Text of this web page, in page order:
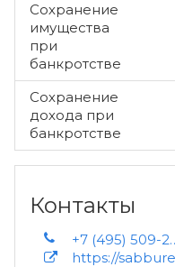
Сохранение
имущества
при
банкротстве
Сохранение
дохода при
банкротстве
Контакты
+7 (495) 509-29-
https://